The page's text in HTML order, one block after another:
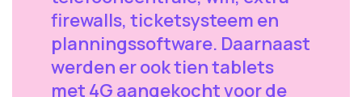
firewalls, ticketsysteem en
planningssoftware. Daarnaast
werden er ook tien tablets
met 4G aangekocht voor de